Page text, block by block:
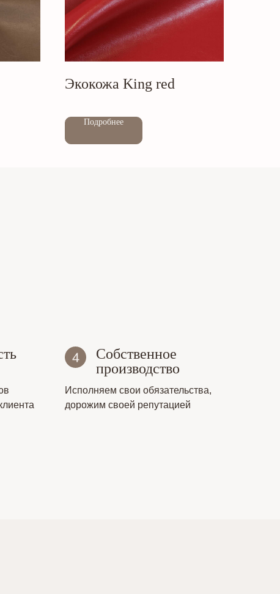
Экокожа King red
Подробнее
Собственное
производство
Исполняем свои обязательства,
дорожим своей репутацией